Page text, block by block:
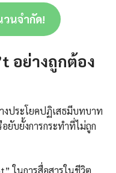
วนจำกัด!
อย่างถูกต้อง
งประโยคปฏิเสธมีบทบาท
บยั้งการกระทำที่ไม่ถูก
ในการสื่อสารในชีวิต